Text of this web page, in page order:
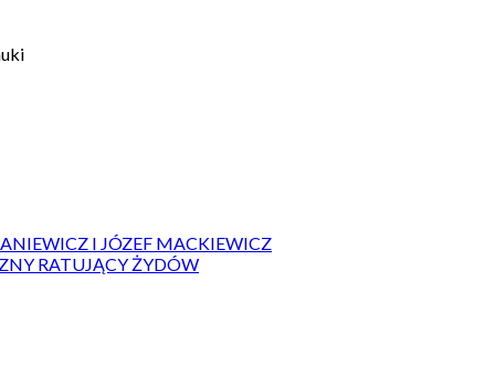
I JÓZEF MACKIEWICZ
RATUJĄCY ŻYDÓW